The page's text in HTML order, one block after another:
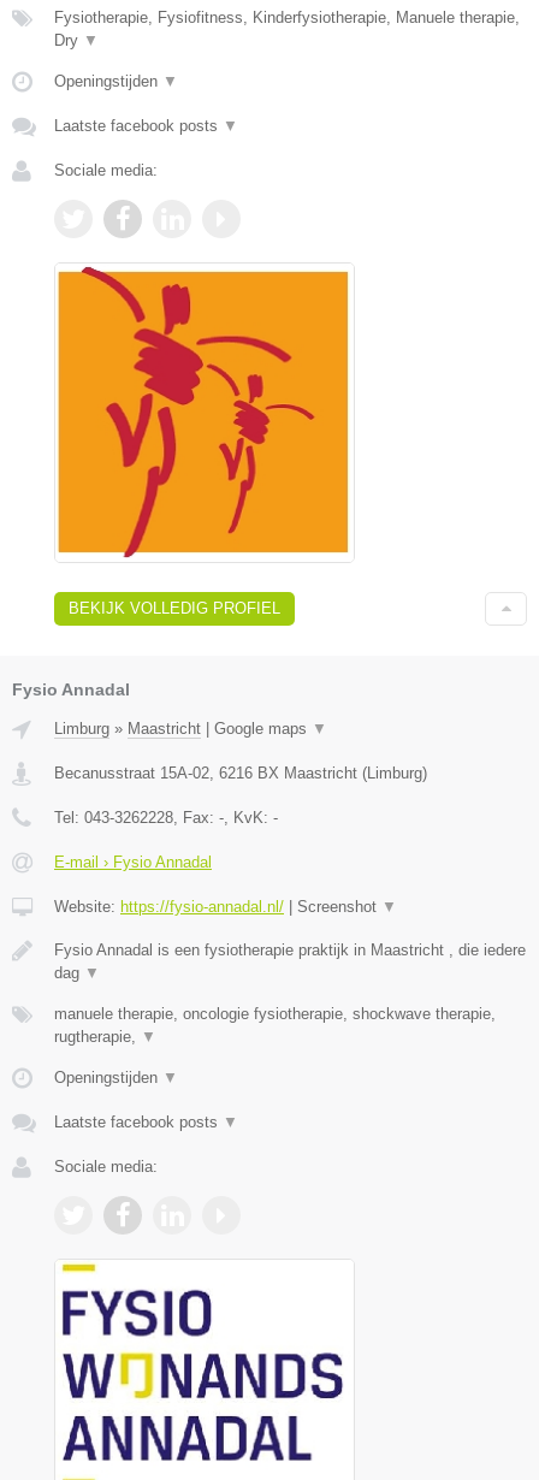
Fysiotherapie, Fysiofitness, Kinderfysiotherapie, Manuele therapie,
Dry ▼
Openingstijden ▼
Laatste facebook posts ▼
Sociale media:
BEKIJK VOLLEDIG PROFIEL
Fysio Annadal
Limburg » Maastricht | Google maps ▼
Becanusstraat 15A-02 6216 BX Maastricht (Limburg)
Tel: 043-3262228 , Fax: - , KvK: -
E-mail › Fysio Annadal
Website: https://fysio-annadal.nl/ | Screenshot ▼
Fysio Annadal is een fysiotherapie praktijk in Maastricht , die iedere
dag ▼
manuele therapie, oncologie fysiotherapie, shockwave therapie,
rugtherapie,
▼
Openingstijden ▼
Laatste facebook posts ▼
Sociale media: